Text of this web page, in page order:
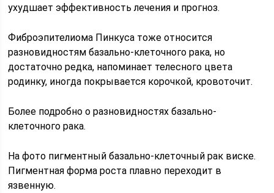
ухудшает эффективность лечения и прогноз.
Фиброэпителиома Пинкуса тоже относится
разновидностям базально-клеточного рака, но
достаточно редка, напоминает телесного цвета
родинку, иногда покрывается корочкой, кровоточит.
Более подробно о разновидностях базально-
клеточного рака.
На фото пигментный базально-клеточный рак виске.
Пигментная форма роста плавно переходит в
язвенную.